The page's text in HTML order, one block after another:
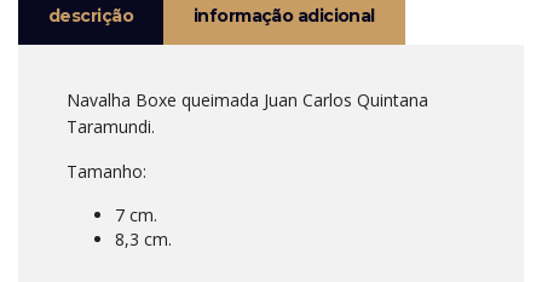
descrição informação adicional
Navalha Boxe queimada Juan Carlos Quintana
Taramundi.
Tamanho:
7 cm.
8,3 cm.